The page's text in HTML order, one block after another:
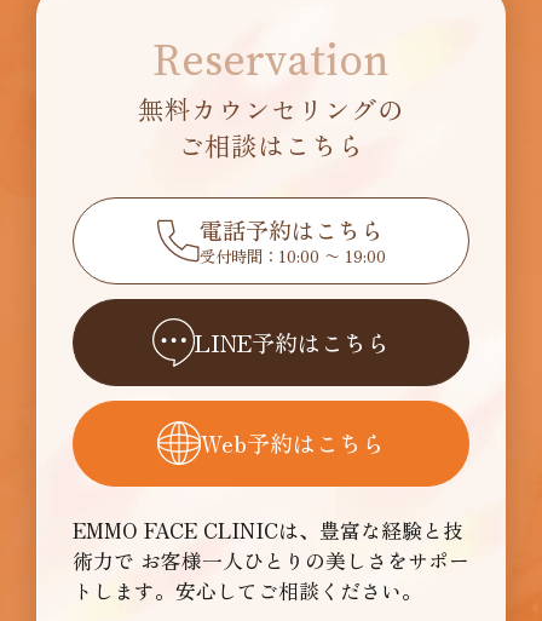
Reservation
無料カウンセリングの
ご相談はこちら
電話予約はこちら
受付時間：10:00 〜 19:00
LINE予約はこちら
Web予約はこちら
EMMO FACE CLINICは、豊富な経験と技
術力で お客様一人ひとりの美しさをサポー
トします。安心してご相談ください。